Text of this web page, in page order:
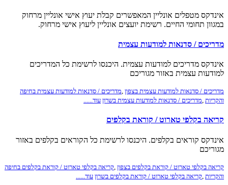
אינדקס מטפלים אונליין המאפשרים קבלת יעוץ אישי אונליין מרחוק
במגוון תחומי החיים. רשימת יועצים אונליין ליעוץ אישי מרחוק.
מדריכים / סדנאות למודעות עצמית
אינדקס מדריכים למודעות עצמית. היכנסו לרשימת כל המדריכים
למודעות עצמית באזור מגוריכם
מדריכים / סדנאות למודעות עצמית בצפון ,מדריכים / סדנאות למודעות עצמית בחיפה
והקריות ,מדריכים / סדנאות למודעות עצמית בשרון עוד......
קריאה בקלפי טארוט / קוראת בקלפים
אינדקס קוראים בקלפים. היכנסו לרשימת כל הקוראים בקלפים באזור
מגוריכם
קריאה בקלפי טארוט / קוראת בקלפים בצפון קריאה בקלפי טארוט / קוראת בקלפים בחיפה
והקריות קריאה בקלפי טארוט / קוראת בקלפים בשרון עוד......